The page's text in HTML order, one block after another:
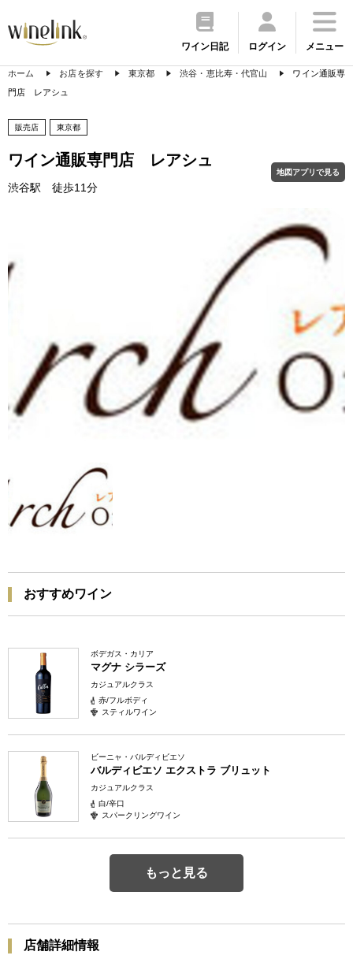
ワイン日記 ログイン メニュー
ホーム お店を探す 東京都 渋谷・恵比寿・代官山
ワイン通販専
門店 レアシュ
販売店 東京都
ワイン通販専門店 レアシュ
渋谷駅 徒歩11分
地図アプリで見る
おすすめワイン
ボデガス・カリア
マグナ シラーズ
カジュアルクラス
赤/フルボディ
スティルワイン
ビーニャ・バルディビエソ
バルディビエソ エクストラ ブリュット
カジュアルクラス
白/辛口
スパークリングワイン
もっと見る
店舗詳細情報